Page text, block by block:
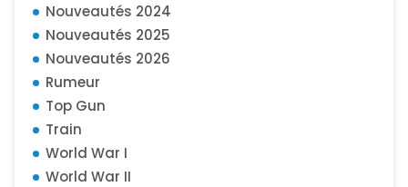
Nouveautés 2024
Nouveautés 2025
Nouveautés 2026
Rumeur
Top Gun
Train
World War I
World War II